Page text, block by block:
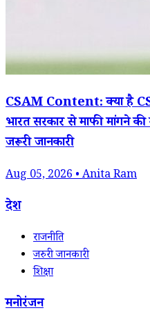
CSAM Content: क्या है
भारत सरकार से माफी मांगने
जरूरी जानकारी
Aug 05, 2026 • Anita Ram
देश
राजनीति
जरुरी जानकारी
शिक्षा
मनोरंजन